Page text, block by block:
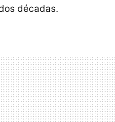
décadas.